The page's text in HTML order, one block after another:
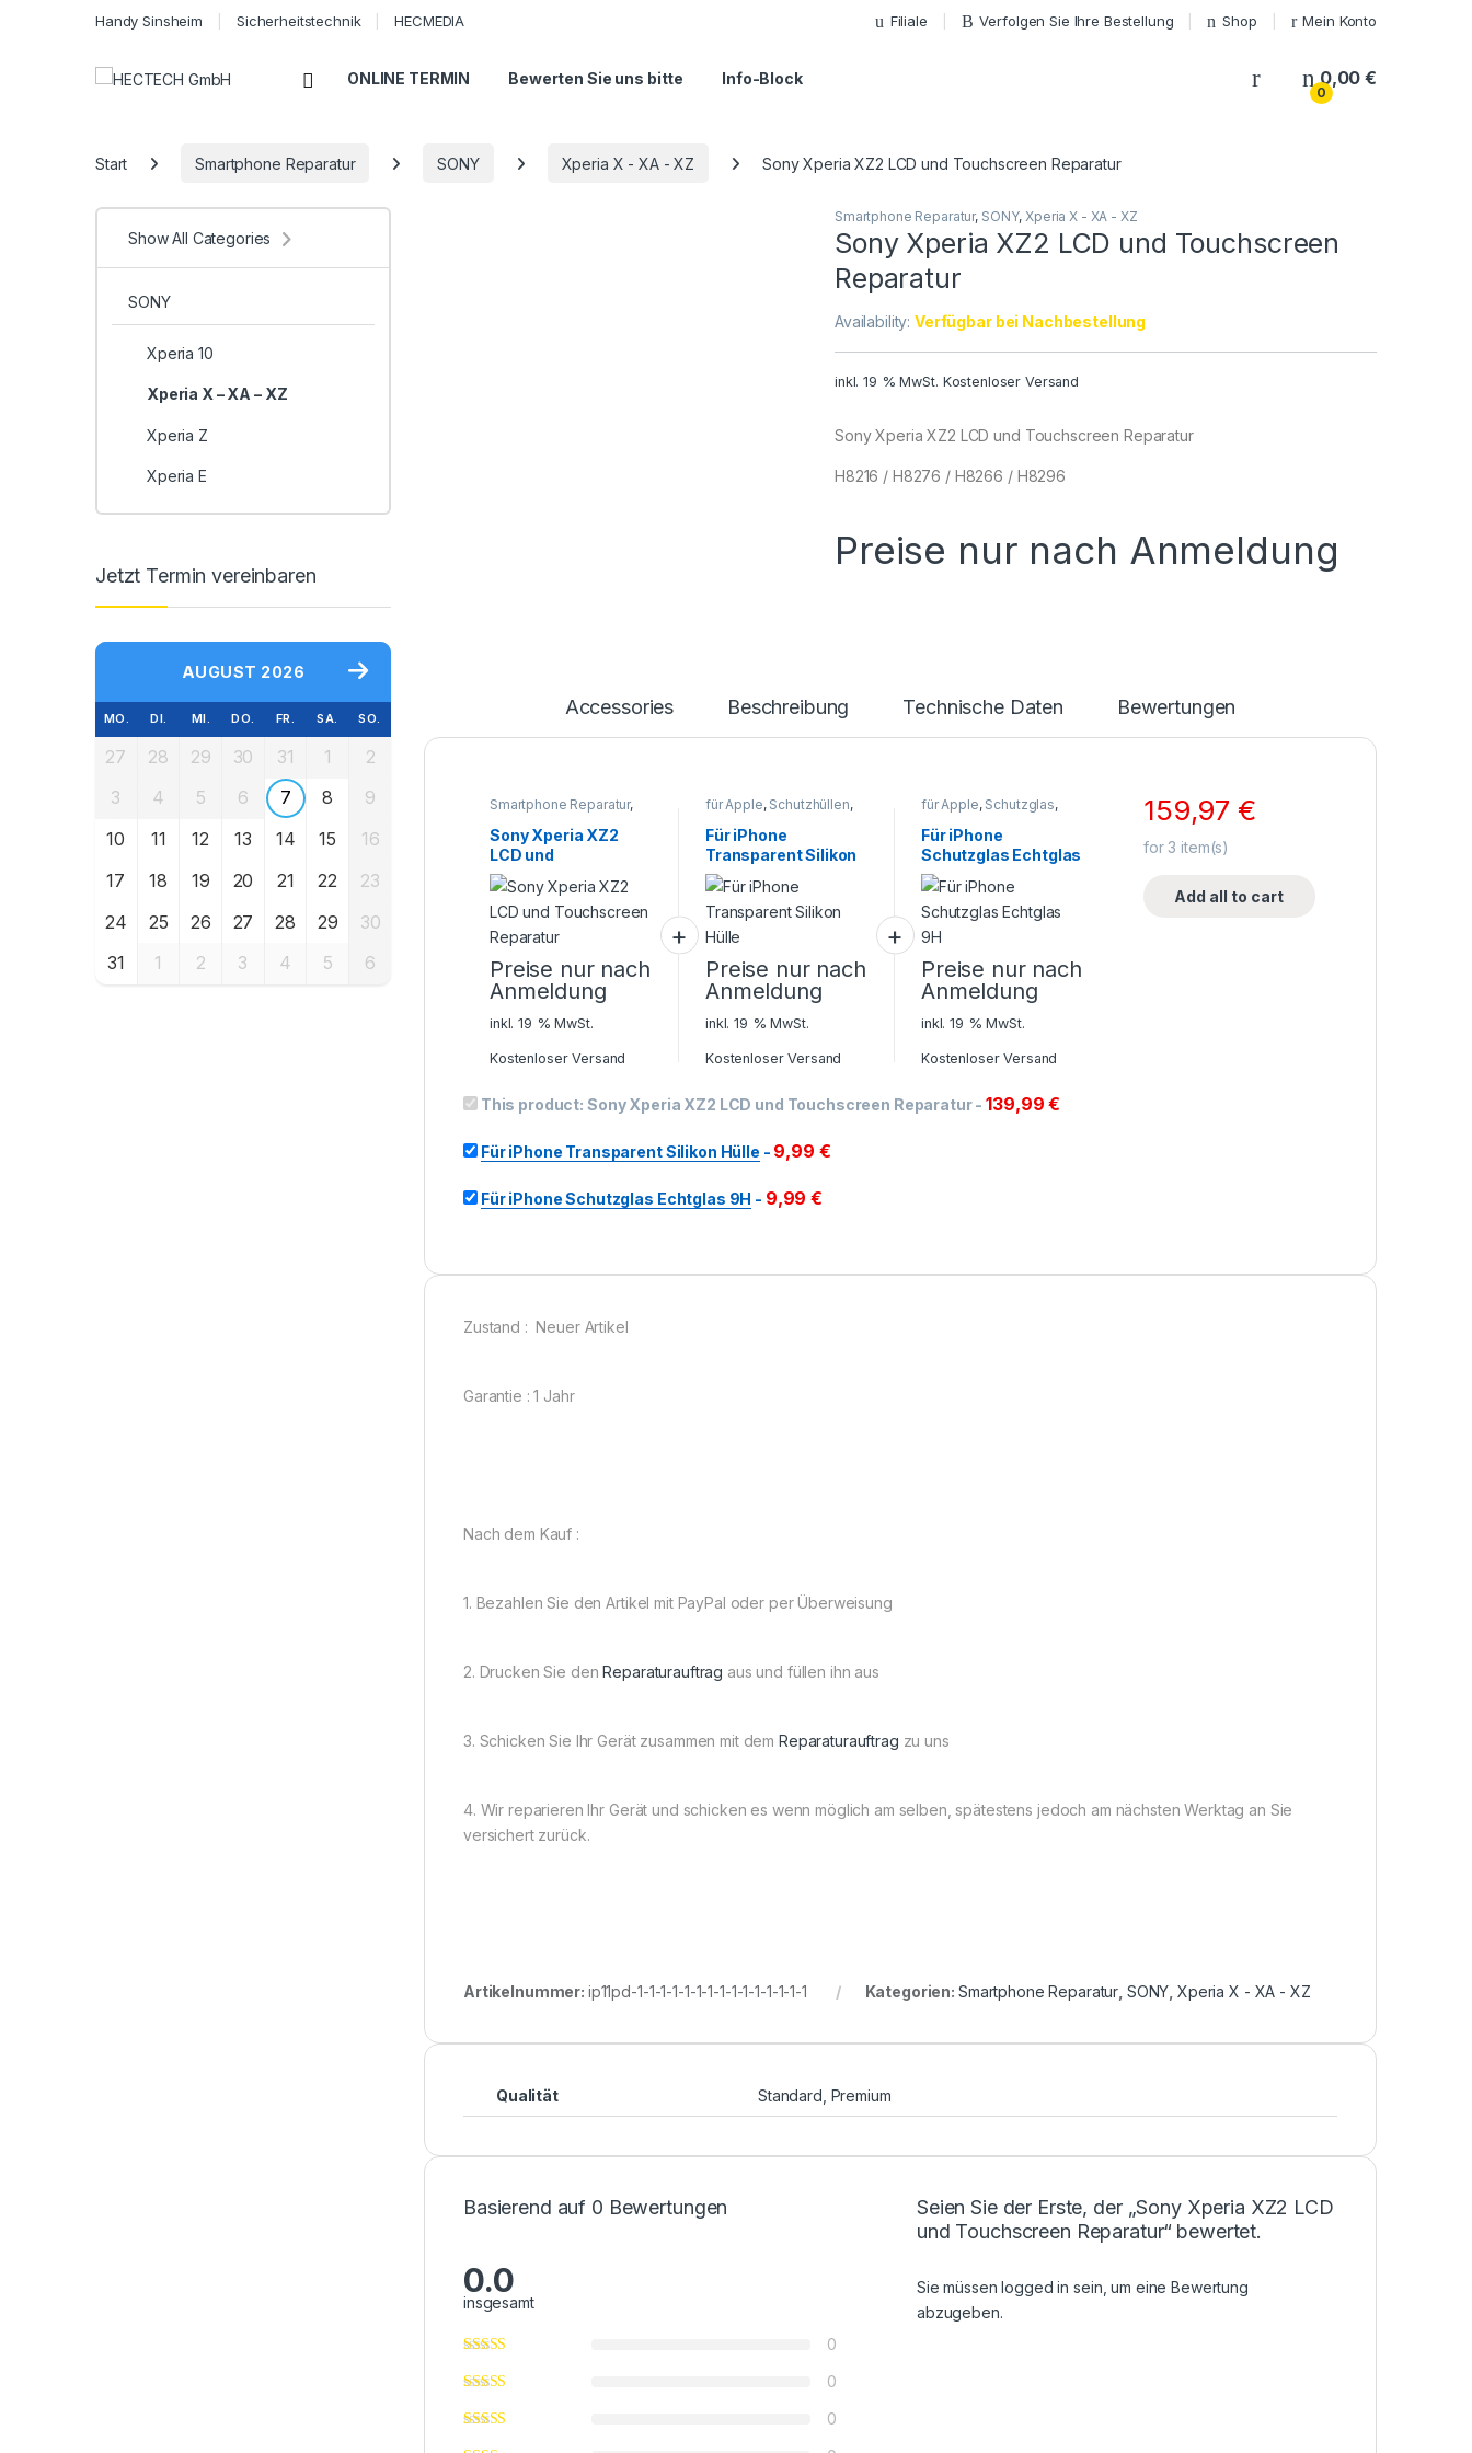
Handy Sinsheim Sicherheitstechnik HECMEDIA Filiale Verfolgen Sie Ihre Bestellung Shop Mein Konto
Open ONLINE TERMIN Bewerten Sie uns bitte Info-Block My Account
0
0,00€
Start Smartphone Reparatur SONY Xperia X - XA - XZ Sony Xperia XZ2 LCD und Touchscreen Reparatur
Smartphone Reparatur, SONY,Xperia X - XA - XZ
Sony Xperia XZ2 LCD und Touchscreen
Reparatur
Availability:Verfügbar bei Nachbestellung
inkl. 19 % MwSt. Kostenloser Versand
Sony Xperia XZ2 LCD und Touchscreen Reparatur
H8216 / H8276 / H8266 / H8296
Preise nur nach Anmeldung
Accessories Beschreibung Technische Daten Bewertungen
Smartphone Reparatur,
SONY, Xperia X - XA - XZ
Sony Xperia XZ2
LCD und
Touchscreen
Reparatur
Preise nur nach
Anmeldung
inkl. 19 % MwSt.
Kostenloser Versand
für Apple, Schutzhüllen,
Smartphone Zubehör
Für iPhone
Transparent Silikon
Hülle
Preise nur nach
Anmeldung
inkl. 19 % MwSt.
Kostenloser Versand
für Apple, Schutzglas,
Smartphone Zubehör
Für iPhone
Schutzglas Echtglas
9H
Preise nur nach
Anmeldung
inkl. 19 % MwSt.
Kostenloser Versand
This product: Sony Xperia XZ2 LCD und Touchscreen Reparatur-139,99€
Für iPhone Transparent Silikon Hülle - 9,99 €
Für iPhone Schutzglas Echtglas 9H - 9,99€
159,97€
for3 item(s)
Add all to cart
Zustand : Neuer Artikel
Garantie : 1 Jahr
Nach dem Kauf :
1. Bezahlen Sie den Artikel mit PayPal oder per Überweisung
2. Drucken Sie denReparaturauftrag aus und füllen ihn aus
3. Schicken Sie Ihr Gerät zusammen mit dem Reparaturauftrag zu uns
4. Wir reparieren Ihr Gerät und schicken es wenn möglich am selben, spätestens jedoch am nächsten Werktag an Sie
versichert zurück.
Artikelnummer: ip11pd-1-1-1-1-1-1-1-1-1-1-1-1-1-1-1 Kategorien: Smartphone Reparatur SONY ,Xperia X - XA - XZ
Qualität Standard, Premium
Basierend auf 0 Bewertungen
0.0
insgesamt
0
0
0
Seien Sie der Erste, der „Sony Xperia XZ2 LCD
und Touchscreen Reparatur“ bewertet.
Sie müssenlogged in sein, um eine Bewertung
abzugeben.
Show All Categories
SONY
Xperia 10
Xperia X – XA – XZ
Xperia Z
Xperia E
Jetzt Termin vereinbaren
AUGUST 2026
MO. DI. MI. DO. FR. SA. SO.
27 28 29 30 31 1
2
3
4 5 6 7 8
9
10
11 12 13 14 15
16
17
18 19 20 21 22
23
24
25 26 27 28 29
30
31
1 2 3 4 5 6